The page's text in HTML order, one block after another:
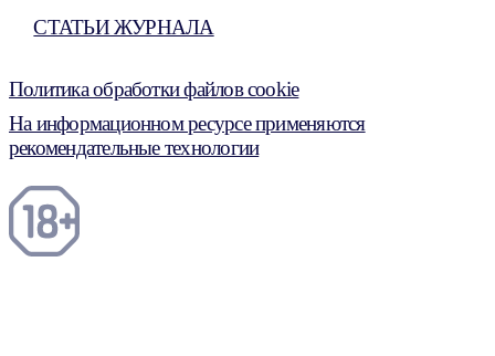
СТАТЬИ ЖУРНАЛА
Политика обработки файлов cookie
На информационном ресурсе применяются
рекомендательные технологии